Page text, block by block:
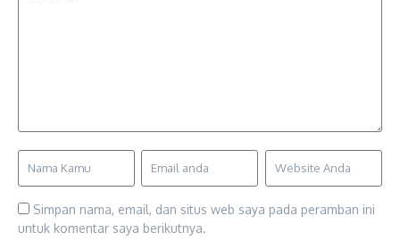
Simpan nama, email, dan situs web saya pada peramban ini
untuk komentar saya berikutnya.